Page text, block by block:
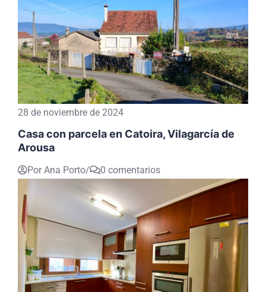
28 de noviembre de 2024
Casa con parcela en Catoira, Vilagarcía de
Arousa
Por Ana Porto/ 0 comentarios